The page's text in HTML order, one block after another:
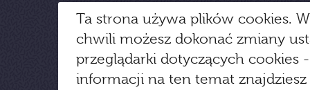
Ta strona używa plików cookies.
chwili możesz dokonać zmiany
przeglądarki dotyczących cookies
informacji na ten temat